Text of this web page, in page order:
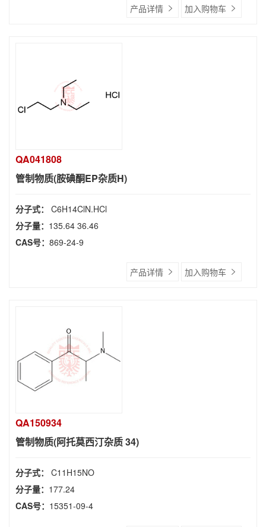
产品详情 加入购物车
QA041808
管制物质(胺碘酮EP杂质H)
分子式： C6H14ClN.HCl
分子量： 135.64 36.46
CAS号： 869-24-9
产品详情 加入购物车
QA150934
管制物质(阿托莫西汀杂质 34)
分子式： C11H15NO
分子量： 177.24
CAS号： 15351-09-4